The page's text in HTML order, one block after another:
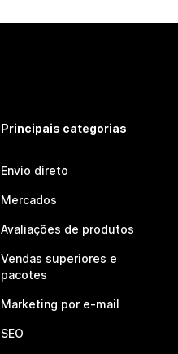
Principais categorias
Envio direto
Mercados
Avaliações de produtos
Vendas superiores e
pacotes
Marketing por e-mail
SEO